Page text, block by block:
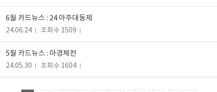
6월 카드뉴스 : 24 아주대동제
24.06.24 조회수 1509
5월 카드뉴스 : 아경체전
24.05.30 조회수 1604